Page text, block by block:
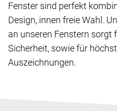
Fenster sind perfekt
Design, innen freie Wahl.
an unseren Fenstern sorgt
Sicherheit, sowie für
Auszeichnungen.